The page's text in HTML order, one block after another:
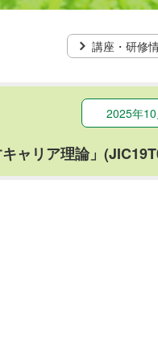
講座・研修
2025年
ャリア理論」